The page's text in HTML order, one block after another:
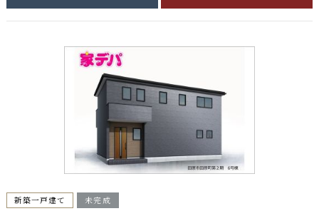
新築一戸建て 未完成